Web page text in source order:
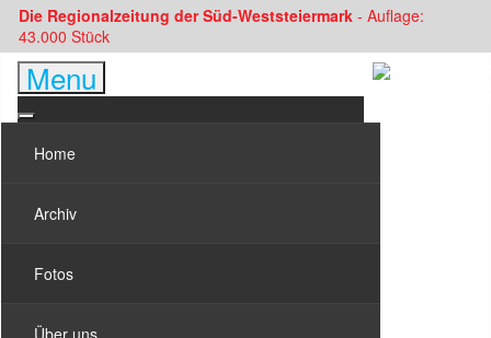
Die Regionalzeitung der Süd-Weststeiermark - Auflage:
43.000 Stück
Menu
Home
Archiv
Fotos
Über uns